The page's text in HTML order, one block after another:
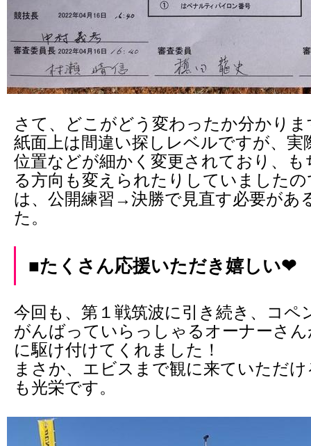
さて、どこがどう変わったか分かり
紙面上は間違い探しレベルですが、実
位置などが細かく変更されており、
る方向も変えられたりしていました
は、公開練習→決勝で見直す必要があ
た。
■たくさん応援いただき嬉しい❤
今回も、第１戦筑波に引き続き、コペ
がんばっていらっしゃるオーナーさ
に駆け付けてくれました！
まさか、エビスまで観に来ていただ
も光栄です。